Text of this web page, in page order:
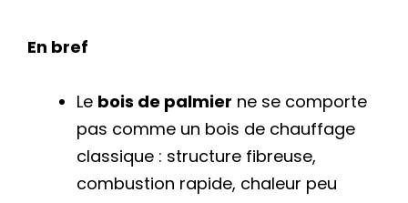
En bref
Le bois de palmier ne se comporte
pas comme un bois de chauffage
classique : structure fibreuse,
combustion rapide, chaleur peu